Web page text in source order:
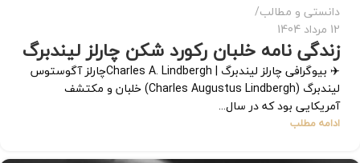
دانستی و مطالب
12 مرداد 1404
زندگی نامه خلبان رکورد شکن چارلز لیندبرگ
✈️ بیوگرافی چارلز لیندبرگ | Charles A. Lindberghچارلز آگوستوس
لیندبرگ (Charles Augustus Lindbergh) خلبان و مکتشف
آمریکایی بود که در سال...
ادامه مطلب